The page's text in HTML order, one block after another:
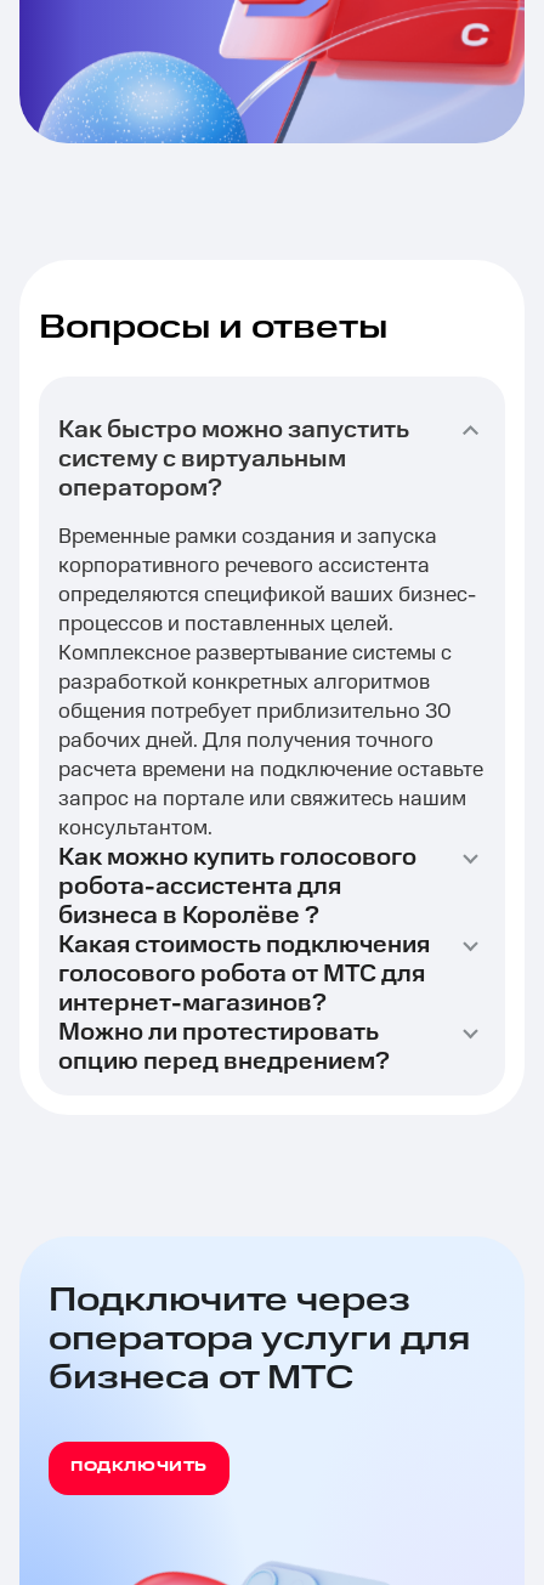
Вопросы и ответы
Как быстро можно запустить
систему с виртуальным
оператором?
Временные рамки создания и запуска
корпоративного речевого ассистента
определяются спецификой ваших бизнес-
процессов и поставленных целей.
Комплексное развертывание системы с
разработкой конкретных алгоритмов
общения потребует приблизительно 30
рабочих дней. Для получения точного
расчета времени на подключение оставьте
запрос на портале или свяжитесь нашим
консультантом.
Как можно купить голосового
робота-ассистента для
бизнеса в Королёве ?
Какая стоимость подключения
голосового робота от МТС для
интернет-магазинов?
Можно ли протестировать
опцию перед внедрением?
Подключите через
оператора услуги для
бизнеса от МТС
ПОДКЛЮЧИТЬ